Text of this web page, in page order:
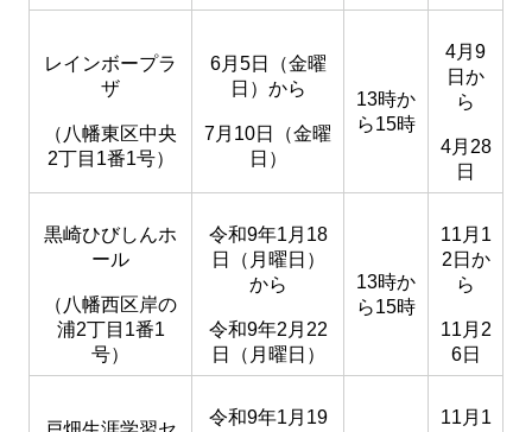
レインボープラ
ザ
（八幡東区中央
2丁目1番1号）
6月5日（金曜
日）から
7月10日（金曜
日）
13時か
ら15時
4月9
日か
ら
4月28
日
黒崎ひびしんホ
ール
（八幡西区岸の
浦2丁目1番1
号）
令和9年1月18
日（月曜日）
から
令和9年2月22
日（月曜日）
13時か
ら15時
11月1
2日か
ら
11月2
6日
令和9年1月19 11月1